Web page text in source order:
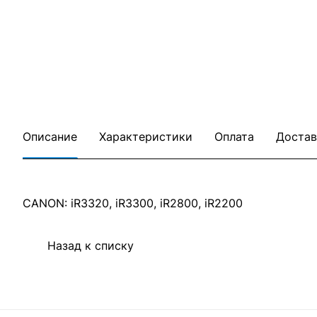
Описание Характеристики Оплата
CANON: iR3320, iR3300, iR2800, iR2200
Назад к списку